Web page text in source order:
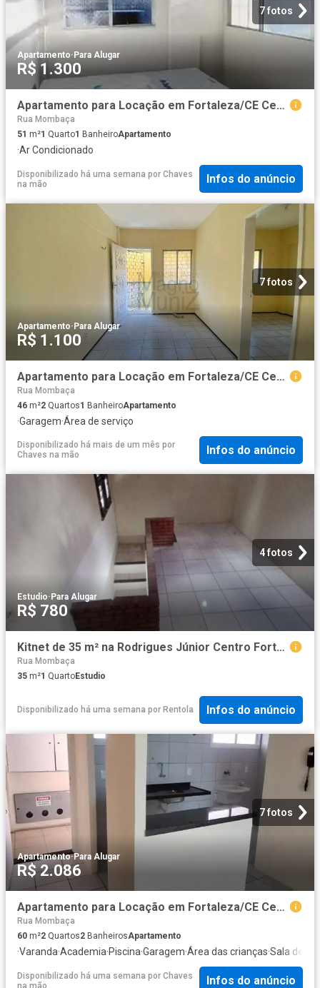
7 fotos
Apartamento· Para Alugar
R$ 1.300
Apartamento para Locação em Fortaleza/CE Centro 1 Quartos
Rua Mombaça
51 m²1 Quarto1 BanheiroApartamento
·Ar Condicionado
Disponibilizado há uma semana por Chaves
na mão
Infos do anúncio
7 fotos
Apartamento·Para Alugar
R$ 1.100
Apartamento para Locação em Fortaleza/CE Centro 2 Quartos
Rua Mombaça
46 m²2 Quartos1 BanheiroApartamento
·Garagem·Área de serviço
Disponibilizado há mais de um mês por
Chaves na mão
Infos do anúncio
4 fotos
Estudio· Para Alugar
R$ 780
Kitnet de 35 m² na Rodrigues Júnior Centro Fortaleza CE, aluguel por R$ 780/mês
Rua Mombaça
35 m²1 QuartoEstudio
Disponibilizado há uma semana por Rentola Infos do anúncio
7 fotos
Apartamento·Para Alugar
R$ 2.086
Apartamento para Locação em Fortaleza/CE Centro 2 Quartos
Rua Mombaça
60 m²2 Quartos2 BanheirosApartamento
·Varanda·Academia·Piscina·Garagem·Área das crianças·Sala de
Disponibilizado há uma semana por Chaves
na mão
Infos do anúncio